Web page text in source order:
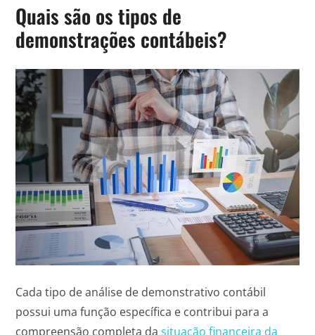
Quais são os tipos de
demonstrações contábeis?
Cada tipo de análise de demonstrativo contábil
possui uma função específica e contribui para a
compreensão completa dasituação financeira da